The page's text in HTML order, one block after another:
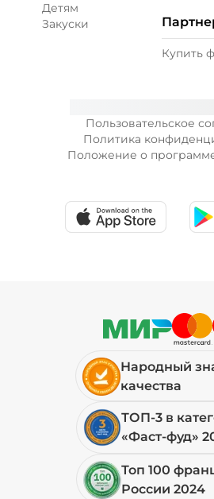
Пользовательское
Политика
Положение о
Детям
Закуски
Купить
Народный
качества
ТОП-3 в
«Фаст-фуд»
Топ 100
России 2024